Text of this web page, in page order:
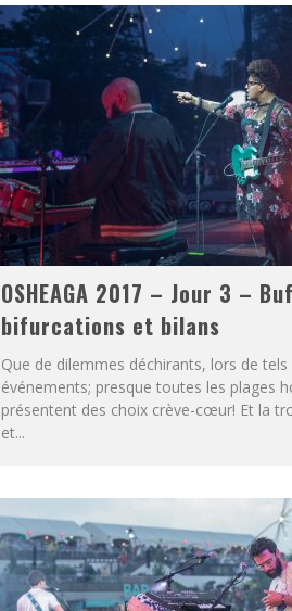
OSHEAGA 2017 – Jour 3 –
bifurcations et bilans
Que de dilemmes déchirants, lors de tels
événements; presque toutes les plages
présentent des choix crève-cœur! Et la
et...